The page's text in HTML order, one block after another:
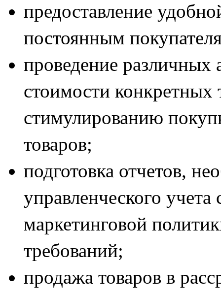
предоставление
постоянным
проведение
стоимости конкретных
стимулированию
товаров;
подготовка отчетов,
управленческого
маркетинговой
требований;
продажа товаров в